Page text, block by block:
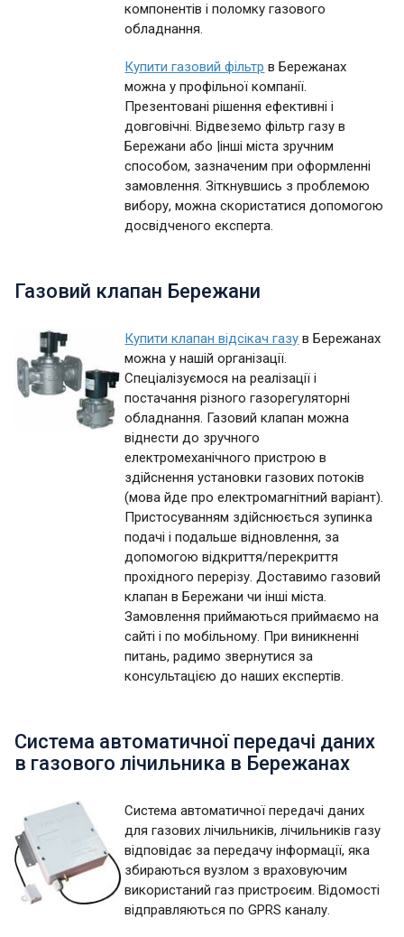
компонентів і поломку газового
обладнання.
Купити газовий фільтр в Бережанах
можна у профільної компанії.
Презентовані рішення ефективні і
довговічні. Відвеземо фільтр газу в
Бережани або |інші міста зручним
способом, зазначеним при оформленні
замовлення. Зіткнувшись з проблемою
вибору, можна скористатися допомогою
досвідченого експерта.
Газовий клапан Бережани
Купити клапан відсікач газу в Бережанах
можна у нашій організації.
Спеціалізуємося на реалізації і
постачання різного газорегуляторні
обладнання. Газовий клапан можна
віднести до зручного
електромеханічного пристрою в
здійснення установки газових потоків
(мова йде про електромагнітний варіант).
Пристосуванням здійснюється зупинка
подачі і подальше відновлення, за
допомогою відкриття/перекриття
прохідного перерізу. Доставимо газовий
клапан в Бережани чи інші міста.
Замовлення приймаються приймаємо на
сайті і по мобільному. При виникненні
питань, радимо звернутися за
консультацією до наших експертів.
Система автоматичної передачі даних
в газового лічильника в Бережанах
Система автоматичної передачі даних
для газових лічильників, лічильників газу
відповідає за передачу інформації, яка
збираються вузлом з враховуючим
використаний газ пристроєим. Відомості
відправляються по GPRS каналу.